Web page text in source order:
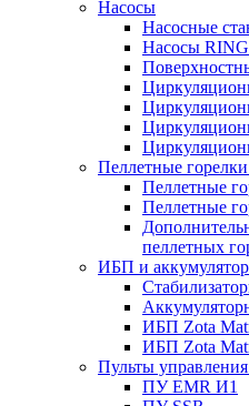
Насосы
Насосные
Насосы RING
Пеллетные
Пеллетные
Пеллетные
пеллетных
ИБП и
ИБП Zota
ИБП Zota
Пульты
ПУ EMR И1